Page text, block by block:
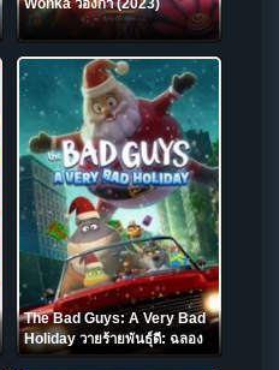
Wonka วองก้า (2023)
The Bad Guys: A Very Bad
Holiday วายร้ายพันธุ์ดี: ฉลอง
เทศกาลป่วน (2023) NETFLIX